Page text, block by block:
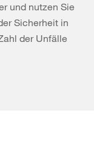
und nutzen Sie
Sicherheit in
der Unfälle